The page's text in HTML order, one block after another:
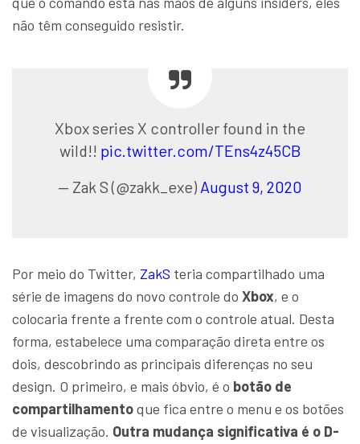
não têm conseguido resistir.
Xbox series X controller found in the
wild!! pic.twitter.com/TEns4z45CB
— Zak S (@zakk_exe) August 9, 2020
Por meio do Twitter, ZakS teria compartilhado uma
série de imagens do novo controle do Xbox, e o
colocaria frente a frente com o controle atual. Desta
forma, estabelece uma comparação direta entre os
dois, descobrindo as principais diferenças no seu
design. O primeiro, e mais óbvio, é o botão de
compartilhamentoque fica entre o menu e os botões
de visualização. Outra mudança significativa é o D-